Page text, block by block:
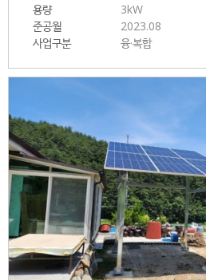
용량
3kW
준공월
2023.08
사업구분
융·복합